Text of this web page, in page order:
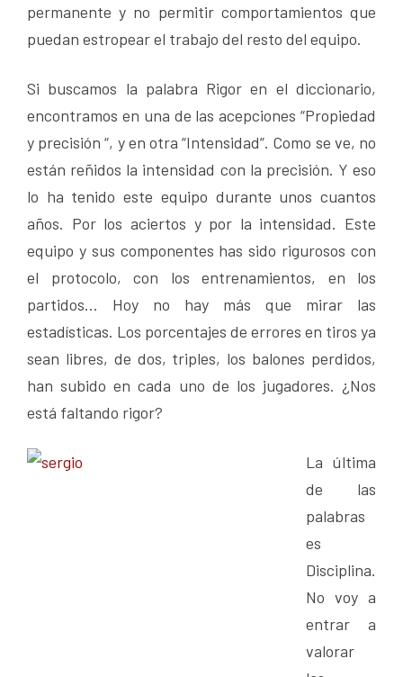
permanente y no permitir comportamientos que
puedan estropear el trabajo del resto del equipo.
Si buscamos la palabra Rigor en el diccionario,
encontramos en una de las acepciones “Propiedad
y precisión “, y en otra “Intensidad”. Como se ve, no
están reñidos la intensidad con la precisión. Y eso
lo ha tenido este equipo durante unos cuantos
años. Por los aciertos y por la intensidad. Este
equipo y sus componentes has sido rigurosos con
el protocolo, con los entrenamientos, en los
partidos… Hoy no hay más que mirar las
estadísticas. Los porcentajes de errores en tiros ya
sean libres, de dos, triples, los balones perdidos,
han subido en cada uno de los jugadores. ¿Nos
está faltando rigor?
La última
de las
palabras
es
Disciplina.
No voy a
entrar a
valorar